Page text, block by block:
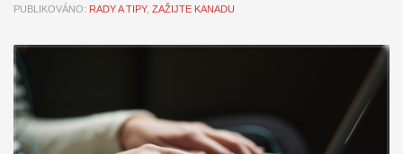
PUBLIKOVÁNO: RADY A TIPY, ZAŽIJTE KANADU